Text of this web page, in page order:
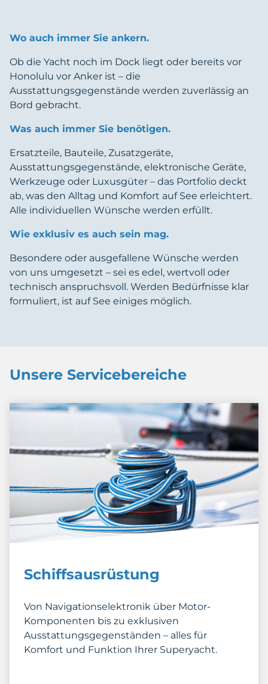
Wo auch immer Sie ankern.
Ob die Yacht noch im Dock liegt oder bereits vor
Honolulu vor Anker ist – die
Ausstattungsgegenstände werden zuverlässig an
Bord gebracht.
Was auch immer Sie benötigen.
Ersatzteile, Bauteile, Zusatzgeräte,
Ausstattungsgegenstände, elektronische Geräte,
Werkzeuge oder Luxusgüter – das Portfolio deckt
ab, was den Alltag und Komfort auf See erleichtert.
Alle individuellen Wünsche werden erfüllt.
Wie exklusiv es auch sein mag.
Besondere oder ausgefallene Wünsche werden
von uns umgesetzt – sei es edel, wertvoll oder
technisch anspruchsvoll. Werden Bedürfnisse klar
formuliert, ist auf See einiges möglich.
Unsere Servicebereiche
Schiffsausrüstung
Von Navigationselektronik über Motor-
Komponenten bis zu exklusiven
Ausstattungsgegenständen – alles für
Komfort und Funktion Ihrer Superyacht.